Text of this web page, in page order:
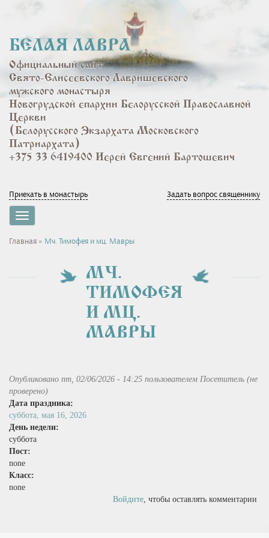
основному
содержанию
БЕЛАЯ ЛАВРА
Официальный сайт
Свято-Елисеевского Лавришевского
мужского монастыря
Новогрудской епархии Белорусской Православной
Церкви
(Белорусского Экзархата Московского
Патриархата)
+375 33 6419400 Иерей Евгений Бартошевич
Приехать в монастырь Задать вопрос священнику
Toggle
navigation
Вы
Главная » Мч. Тимофея и мц. Мавры
МЧ.
ТИМОФЕЯ
И МЦ.
МАВРЫ
Опубликовано пт, 02/06/2026 - 14:25 пользователем Посетитель (не
проверено)
Дата праздника:
суббота, мая 16, 2026
День недели:
суббота
Пост:
none
Класс:
none
Войдите, чтобы оставлять комментарии